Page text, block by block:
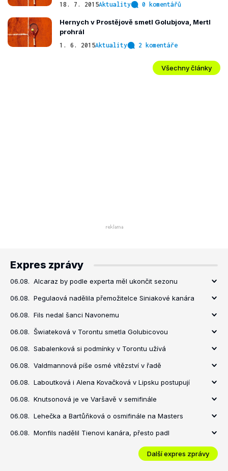
18. 7. 2015Aktuality 0 komentářů
Hernych v Prostějově smetl Golubjova, Mertl
prohrál
1. 6. 2015Aktuality 2 komentáře
Všechny články
Expres zprávy
06.08. Alcaraz by podle experta měl ukončit sezonu
06.08. Pegulaová nadělila přemožitelce Siniakové kanára
06.08. Fils nedal šanci Navonemu
06.08. Šwiateková v Torontu smetla Golubicovou
06.08. Sabalenková si podmínky v Torontu užívá
06.08. Valdmannová píše osmé vítězství v řadě
06.08. Laboutková i Alena Kovačková v Lipsku postupují
06.08. Knutsonová je ve Varšavě v semifinále
06.08. Lehečka a Bartůňková o osmifinále na Masters
06.08. Monfils nadělil Tienovi kanára, přesto padl
Další expres zprávy